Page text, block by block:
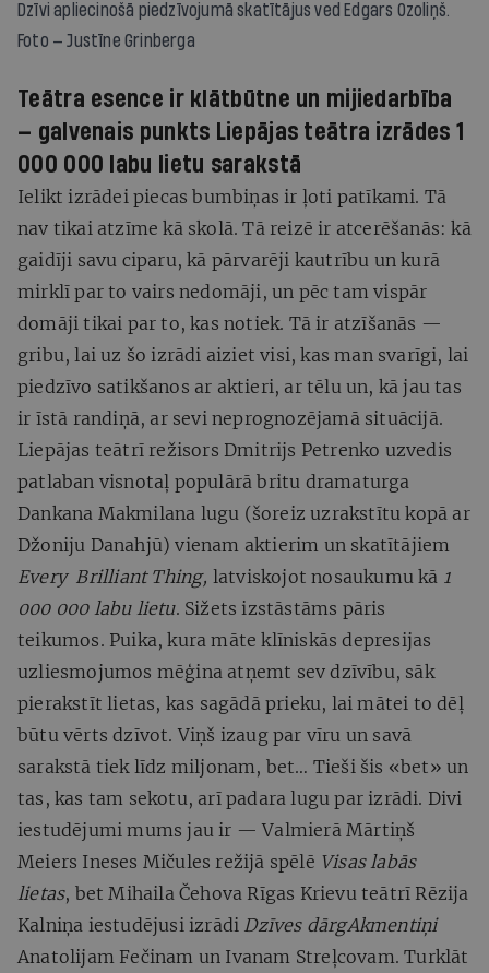
Dzīvi apliecinošā piedzīvojumā skatītājus ved Edgars Ozoliņš.
Foto — Justīne Grinberga
Teātra esence ir klātbūtne un mijiedarbība
— galvenais punkts Liepājas teātra izrādes 1
000 000 labu lietu sarakstā
Ielikt izrādei piecas bumbiņas ir ļoti patīkami. Tā
nav tikai atzīme kā skolā. Tā reizē ir atcerēšanās: kā
gaidīji savu ciparu, kā pārvarēji kautrību un kurā
mirklī par to vairs nedomāji, un pēc tam vispār
domāji tikai par to, kas notiek. Tā ir atzīšanās —
gribu, lai uz šo izrādi aiziet visi, kas man svarīgi, lai
piedzīvo satikšanos ar aktieri, ar tēlu un, kā jau tas
ir īstā randiņā, ar sevi neprognozējamā situācijā.
Liepājas teātrī režisors Dmitrijs Petrenko uzvedis
patlaban visnotaļ populārā britu dramaturga
Dankana Makmilana lugu (šoreiz uzrakstītu kopā ar
Džoniju Danahjū) vienam aktierim un skatītājiem
Every Brilliant Thing, latviskojot nosaukumu kā 1
000 000 labu lietu. Sižets izstāstāms pāris
teikumos. Puika, kura māte klīniskās depresijas
uzliesmojumos mēģina atņemt sev dzīvību, sāk
pierakstīt lietas, kas sagādā prieku, lai mātei to dēļ
būtu vērts dzīvot. Viņš izaug par vīru un savā
sarakstā tiek līdz miljonam, bet… Tieši šis «bet» un
tas, kas tam sekotu, arī padara lugu par izrādi. Divi
iestudējumi mums jau ir — Valmierā Mārtiņš
Meiers Ineses Mičules režijā spēlē Visas labās
lietas, bet Mihaila Čehova Rīgas Krievu teātrī Rēzija
Kalniņa iestudējusi izrādi Dzīves dārgAkmentiņi
Anatolijam Fečinam un Ivanam Streļcovam. Turklāt